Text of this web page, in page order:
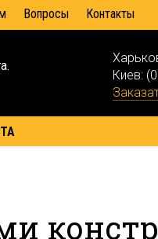
Вопросы Контакты
Киев: